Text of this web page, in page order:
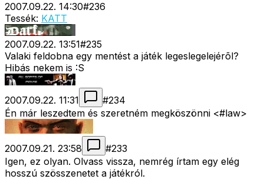
2007.09.22. 14:30#236
Tessék: KATT
2007.09.22. 13:51#235
Valaki feldobna egy mentést a játék legeslegelejérõl?
Hibás nekem is :S
2007.09.22. 11:31 #234
Én már leszedtem és szeretném megköszönni <#law>
2007.09.21. 23:58 #233
Igen, ez olyan. Olvass vissza, nemrég írtam egy elég
hosszú szösszenetet a játékról.